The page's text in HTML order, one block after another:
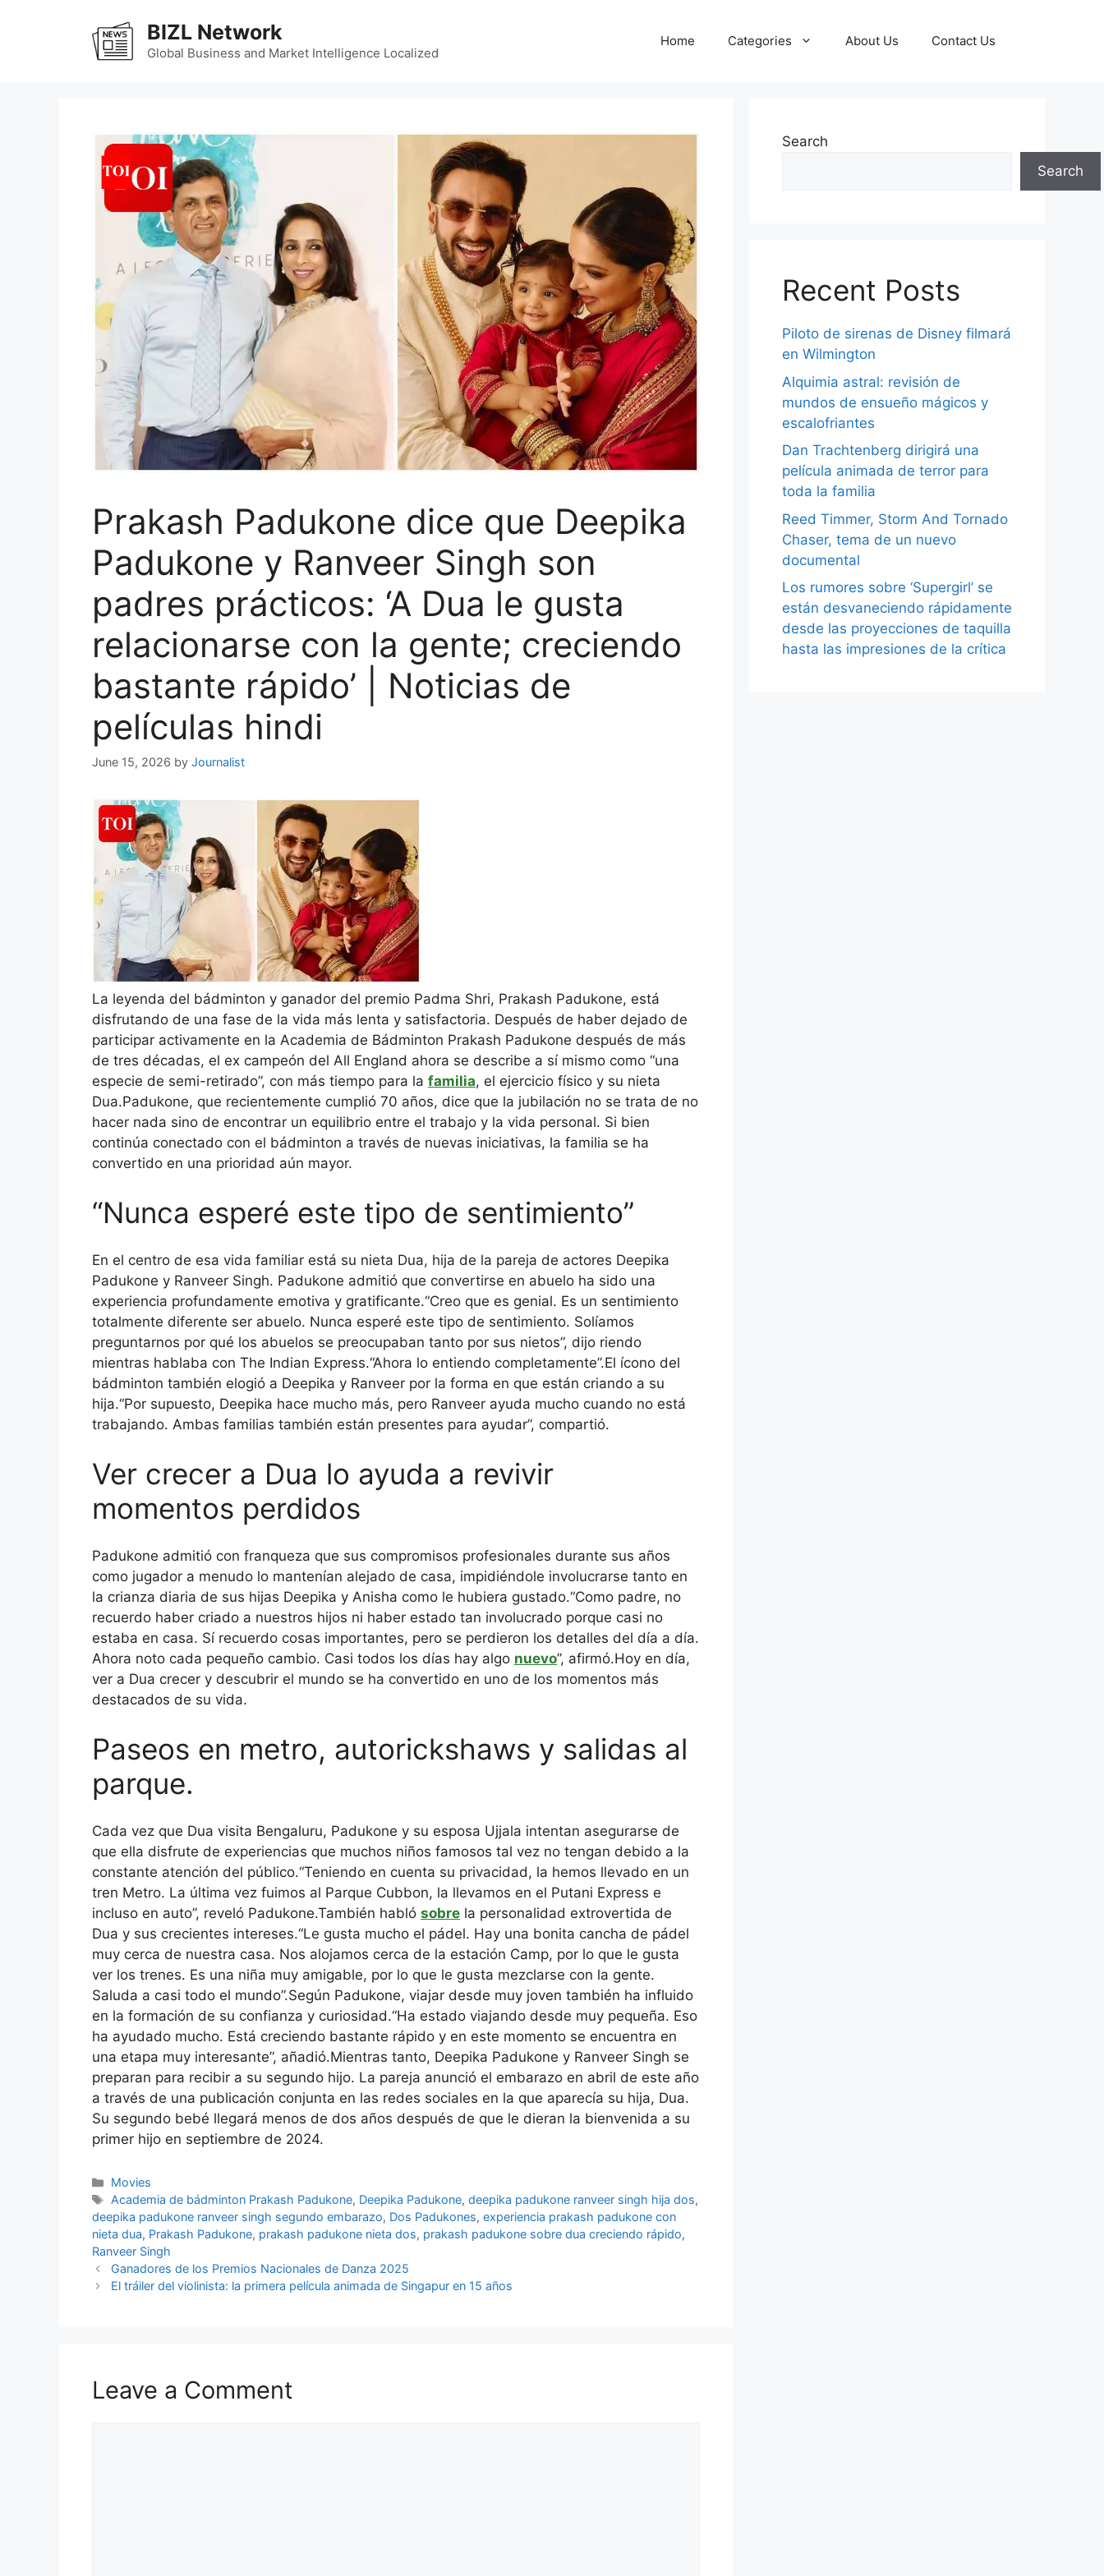
BIZL Network
Global Business and Market Intelligence Localized
Home Categories About Us Contact Us
Prakash Padukone dice que Deepika
Padukone y Ranveer Singh son
padres prácticos: ‘A Dua le gusta
relacionarse con la gente; creciendo
bastante rápido’ | Noticias de
películas hindi
June 15, 2026 by Journalist
La leyenda del bádminton y ganador del premio Padma Shri, Prakash Padukone, está
disfrutando de una fase de la vida más lenta y satisfactoria. Después de haber dejado de
participar activamente en la Academia de Bádminton Prakash Padukone después de más
de tres décadas, el ex campeón del All England ahora se describe a sí mismo como “una
especie de semi-retirado”, con más tiempo para la familia, el ejercicio físico y su nieta
Dua.Padukone, que recientemente cumplió 70 años, dice que la jubilación no se trata de no
hacer nada sino de encontrar un equilibrio entre el trabajo y la vida personal. Si bien
continúa conectado con el bádminton a través de nuevas iniciativas, la familia se ha
convertido en una prioridad aún mayor.
“Nunca esperé este tipo de sentimiento”
En el centro de esa vida familiar está su nieta Dua, hija de la pareja de actores Deepika
Padukone y Ranveer Singh. Padukone admitió que convertirse en abuelo ha sido una
experiencia profundamente emotiva y gratificante.“Creo que es genial. Es un sentimiento
totalmente diferente ser abuelo. Nunca esperé este tipo de sentimiento. Solíamos
preguntarnos por qué los abuelos se preocupaban tanto por sus nietos”, dijo riendo
mientras hablaba con The Indian Express.“Ahora lo entiendo completamente”.El ícono del
bádminton también elogió a Deepika y Ranveer por la forma en que están criando a su
hija.“Por supuesto, Deepika hace mucho más, pero Ranveer ayuda mucho cuando no está
trabajando. Ambas familias también están presentes para ayudar”, compartió.
Ver crecer a Dua lo ayuda a revivir
momentos perdidos
Padukone admitió con franqueza que sus compromisos profesionales durante sus años
como jugador a menudo lo mantenían alejado de casa, impidiéndole involucrarse tanto en
la crianza diaria de sus hijas Deepika y Anisha como le hubiera gustado.“Como padre, no
recuerdo haber criado a nuestros hijos ni haber estado tan involucrado porque casi no
estaba en casa. Sí recuerdo cosas importantes, pero se perdieron los detalles del día a día.
Ahora noto cada pequeño cambio. Casi todos los días hay algo nuevo”, afirmó.Hoy en día,
ver a Dua crecer y descubrir el mundo se ha convertido en uno de los momentos más
destacados de su vida.
Paseos en metro, autorickshaws y salidas al
parque.
Cada vez que Dua visita Bengaluru, Padukone y su esposa Ujjala intentan asegurarse de
que ella disfrute de experiencias que muchos niños famosos tal vez no tengan debido a la
constante atención del público.“Teniendo en cuenta su privacidad, la hemos llevado en un
tren Metro. La última vez fuimos al Parque Cubbon, la llevamos en el Putani Express e
incluso en auto”, reveló Padukone.También habló sobre la personalidad extrovertida de
Dua y sus crecientes intereses.“Le gusta mucho el pádel. Hay una bonita cancha de pádel
muy cerca de nuestra casa. Nos alojamos cerca de la estación Camp, por lo que le gusta
ver los trenes. Es una niña muy amigable, por lo que le gusta mezclarse con la gente.
Saluda a casi todo el mundo”.Según Padukone, viajar desde muy joven también ha influido
en la formación de su confianza y curiosidad.“Ha estado viajando desde muy pequeña. Eso
ha ayudado mucho. Está creciendo bastante rápido y en este momento se encuentra en
una etapa muy interesante”, añadió.Mientras tanto, Deepika Padukone y Ranveer Singh se
preparan para recibir a su segundo hijo. La pareja anunció el embarazo en abril de este año
a través de una publicación conjunta en las redes sociales en la que aparecía su hija, Dua.
Su segundo bebé llegará menos de dos años después de que le dieran la bienvenida a su
primer hijo en septiembre de 2024.
Categories
Movies
Tags
Academia de bádminton Prakash Padukone, Deepika Padukone,deepika padukone ranveer singh hija dos,
deepika padukone ranveer singh segundo embarazo, Dos Padukones, experiencia prakash padukone con
nieta dua, Prakash Padukone, prakash padukone nieta dos, prakash padukone sobre dua creciendo rápido,
Ranveer Singh
Ganadores de los Premios Nacionales de Danza 2025
El tráiler del violinista: la primera película animada de Singapur en 15 años
Leave a Comment
Search
Search
Recent Posts
Piloto de sirenas de Disney filmará
en Wilmington
Alquimia astral: revisión de
mundos de ensueño mágicos y
escalofriantes
Dan Trachtenberg dirigirá una
película animada de terror para
toda la familia
Reed Timmer, Storm And Tornado
Chaser, tema de un nuevo
documental
Los rumores sobre ‘Supergirl’ se
están desvaneciendo rápidamente
desde las proyecciones de taquilla
hasta las impresiones de la crítica